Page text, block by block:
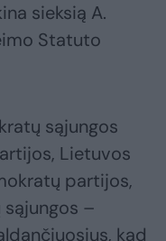
sieksią A.
Statuto
sąjungos
Lietuvos
partijos,
–
kad